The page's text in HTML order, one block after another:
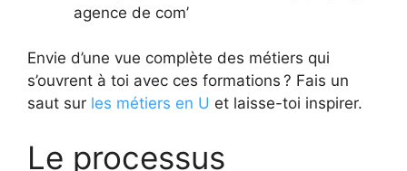
agence de com’
Envie d’une vue complète des métiers qui
s’ouvrent à toi avec ces formations ? Fais un
saut sur les métiers en U et laisse-toi inspirer.
Le processus